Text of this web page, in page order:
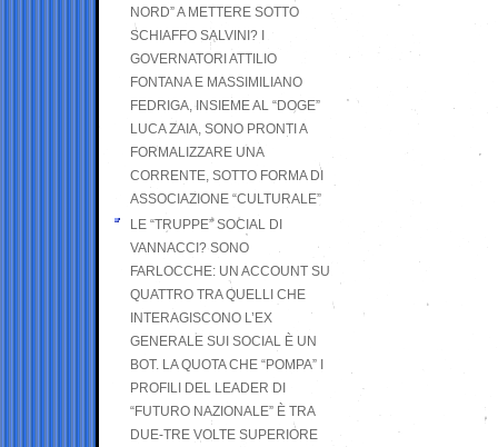
NORD” A METTERE SOTTO
SCHIAFFO SALVINI? I
GOVERNATORI ATTILIO
FONTANA E MASSIMILIANO
FEDRIGA, INSIEME AL “DOGE”
LUCA ZAIA, SONO PRONTI A
FORMALIZZARE UNA
CORRENTE, SOTTO FORMA DI
ASSOCIAZIONE “CULTURALE”
LE “TRUPPE” SOCIAL DI
VANNACCI? SONO
FARLOCCHE: UN ACCOUNT SU
QUATTRO TRA QUELLI CHE
INTERAGISCONO L’EX
GENERALE SUI SOCIAL È UN
BOT. LA QUOTA CHE “POMPA” I
PROFILI DEL LEADER DI
“FUTURO NAZIONALE” È TRA
DUE-TRE VOLTE SUPERIORE